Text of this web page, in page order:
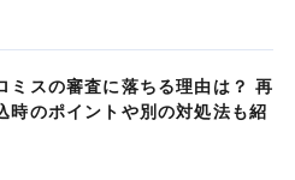
ミスの審査に落ちる理由は？ 再
時のポイントや別の対処法も紹